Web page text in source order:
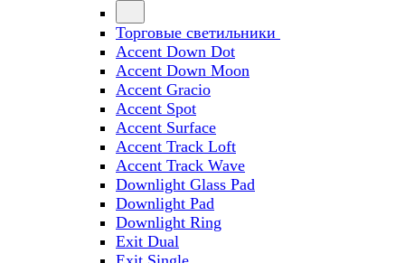
Торговые светильники
Accent Down Dot
Accent Down Moon
Accent Gracio
Accent Spot
Accent Surface
Accent Track Loft
Accent Track Wave
Downlight Glass Pad
Downlight Pad
Downlight Ring
Exit Dual